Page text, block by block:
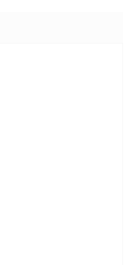
z 5 hvězdiček.
z 5 hvězdiček.
z 5 hvězdiček.